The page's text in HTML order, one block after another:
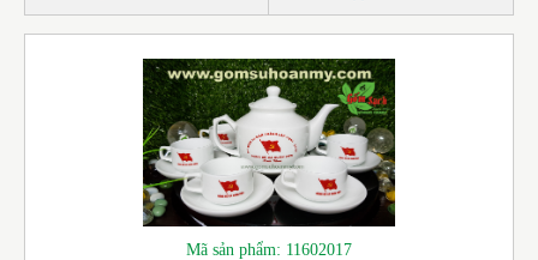
Mã sản phẩm: 11602017